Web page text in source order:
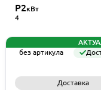
P2кВт
4
без артикула
Доставка